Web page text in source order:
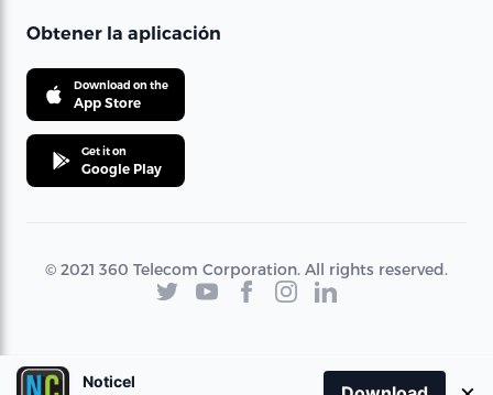
Obtener la aplicación
Download on the
App Store
Get it on
Google Play
© 2021 360 Telecom Corporation. All rights reserved.
Noticel